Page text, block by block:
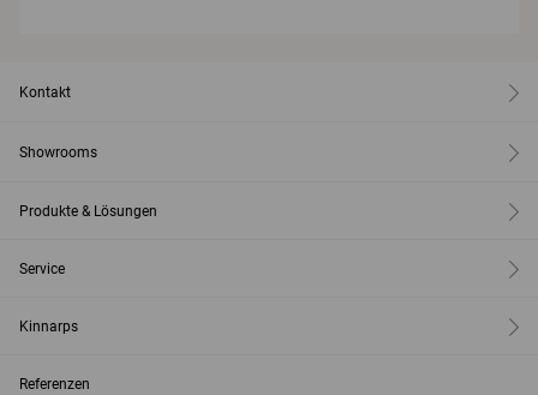
Kontakt
Showrooms
Produkte & Lösungen
Service
Kinnarps
Referenzen